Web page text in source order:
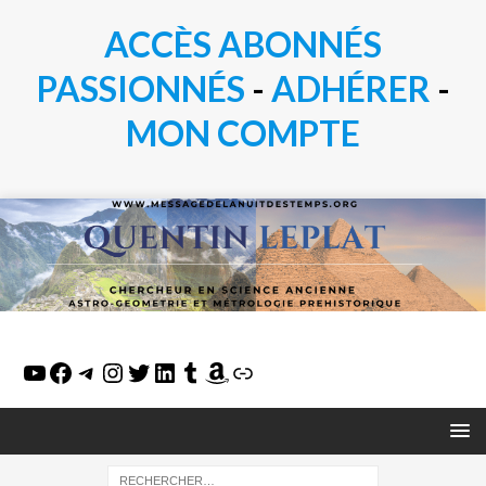
ACCÈS ABONNÉS
PASSIONNÉS - ADHÉRER -
MON COMPTE